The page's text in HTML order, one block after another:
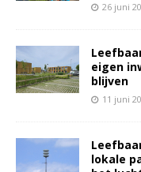
26 juni
eigen
blijven
11 juni
lokale